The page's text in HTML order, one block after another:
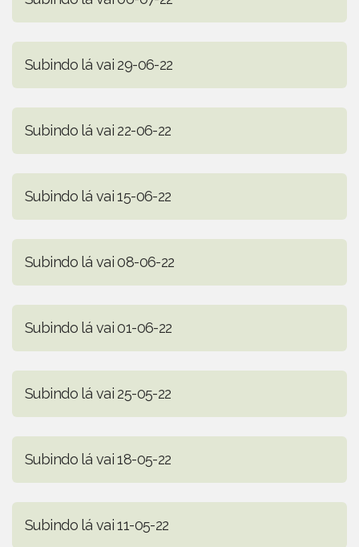
Subindo lá vai 29-06-22
Subindo lá vai 22-06-22
Subindo lá vai 15-06-22
Subindo lá vai 08-06-22
Subindo lá vai 01-06-22
Subindo lá vai 25-05-22
Subindo lá vai 18-05-22
Subindo lá vai 11-05-22